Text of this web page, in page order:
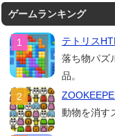
ゲームランキング
テトリス
落ち物パズ
品。
動物を消す